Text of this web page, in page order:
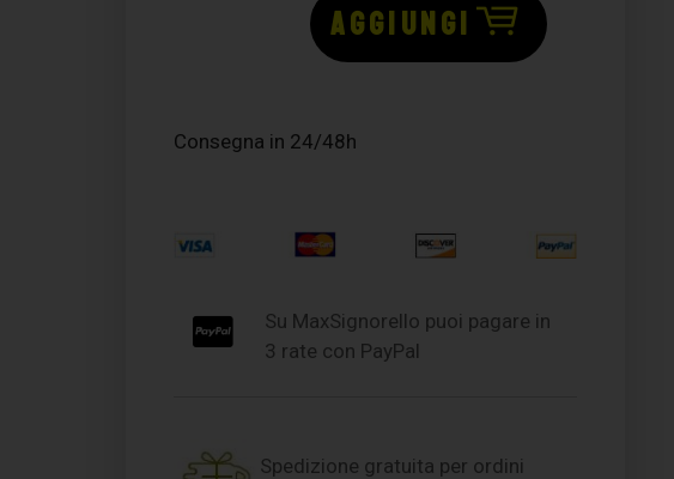
AGGIUNGI
Consegna in 24/48h
Su MaxSignorello puoi pagare in
3 rate con PayPal
Spedizione gratuita per ordini